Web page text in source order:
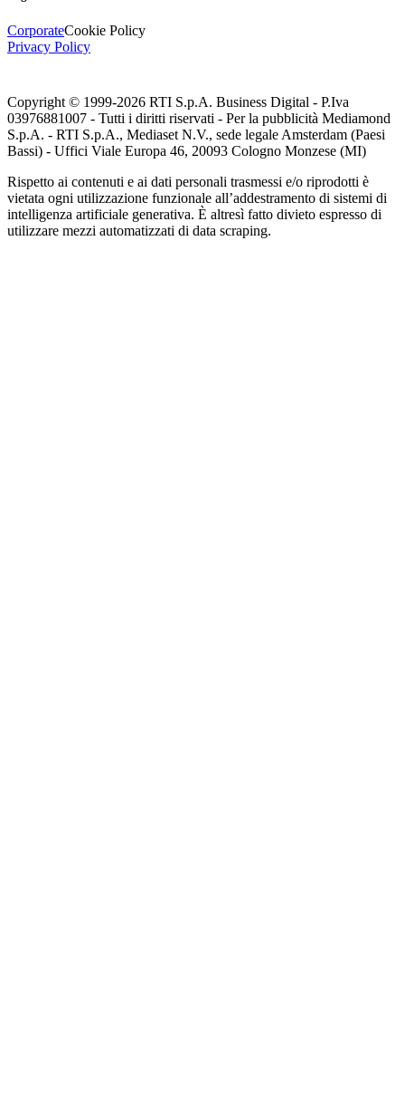
CorporateCookie Policy
Privacy Policy
Copyright © 1999-2026 RTI S.p.A. Business Digital - P.Iva
03976881007 - Tutti i diritti riservati - Per la pubblicità Mediamond
S.p.A. - RTI S.p.A., Mediaset N.V., sede legale Amsterdam (Paesi
Bassi) - Uffici Viale Europa 46, 20093 Cologno Monzese (MI)
Rispetto ai contenuti e ai dati personali trasmessi e/o riprodotti è
vietata ogni utilizzazione funzionale all’addestramento di sistemi di
intelligenza artificiale generativa. È altresì fatto divieto espresso di
utilizzare mezzi automatizzati di data scraping.